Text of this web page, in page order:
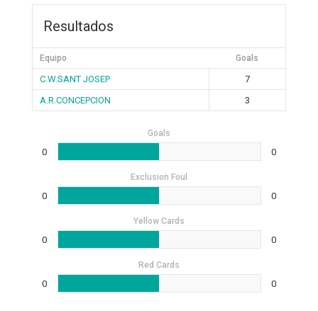
Resultados
Equipo Goals
C.W.SANT JOSEP
7
A.R.CONCEPCION
3
Goals
0 0
Exclusion Foul
0 0
Yellow Cards
0 0
Red Cards
0 0